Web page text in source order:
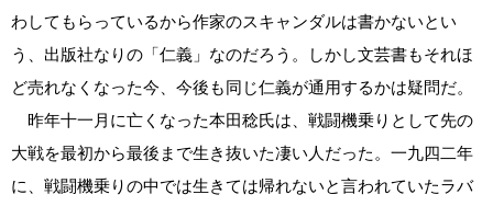
わしてもらっているから作家のスキャンダルは書かないとい
う、出版社なりの「仁義」なのだろう。しかし文芸書もそれほ
ど売れなくなった今、今後も同じ仁義が通用するかは疑問だ。
昨年十一月に亡くなった本田稔氏は、戦闘機乗りとして先の
大戦を最初から最後まで生き抜いた凄い人だった。一九四二年
に、戦闘機乗りの中では生きては帰れないと言われていたラバ